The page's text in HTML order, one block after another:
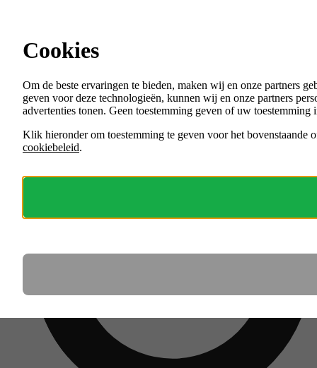
Menu
VACATURES
ORGANISATIES
Cookies
Om de beste ervaringen te bieden, maken wij en onze partners
geven voor deze technologieën, kunnen wij en onze partners
advertenties tonen. Geen toestemming geven of uw
Klik hieronder om toestemming te geven voor het bovenstaande
cookiebeleid.